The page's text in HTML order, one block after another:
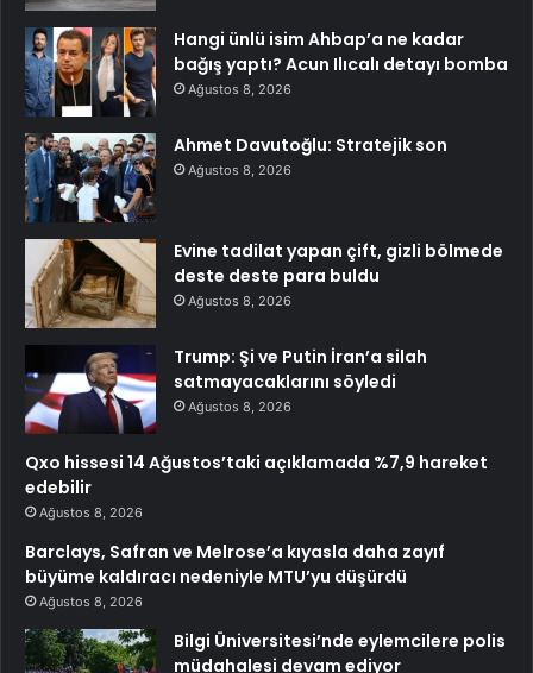
Hangi ünlü isim Ahbap’a ne kadar
bağış yaptı? Acun Ilıcalı detayı bomba
Ağustos 8, 2026
Ahmet Davutoğlu: Stratejik son
Ağustos 8, 2026
Evine tadilat yapan çift, gizli bölmede
deste deste para buldu
Ağustos 8, 2026
Trump: Şi ve Putin İran’a silah
satmayacaklarını söyledi
Ağustos 8, 2026
Qxo hissesi 14 Ağustos’taki açıklamada %7,9 hareket
edebilir
Ağustos 8, 2026
Barclays, Safran ve Melrose’a kıyasla daha zayıf
büyüme kaldıracı nedeniyle MTU’yu düşürdü
Ağustos 8, 2026
Bilgi Üniversitesi’nde eylemcilere polis
müdahalesi devam ediyor